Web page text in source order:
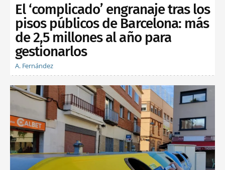
El ‘complicado’ engranaje tras los
pisos públicos de Barcelona: más
de 2,5 millones al año para
gestionarlos
A. Fernández